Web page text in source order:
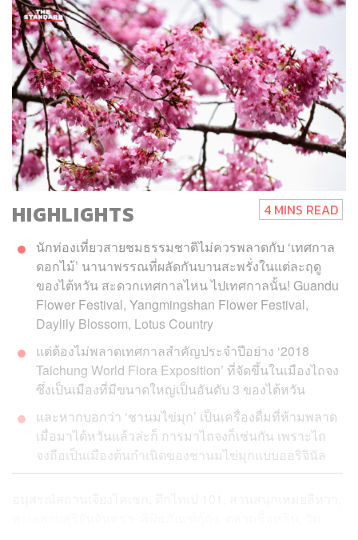
HIGHLIGHTS 4 MINS READ
นักท่องเที่ยวสายชมธรรมชาติไม่ควรพลาดกับ ‘เทศกาล
ดอกไม้’ นานาพรรณที่ผลัดกันบานสะพรั่งในแต่ละฤดู
ของไต้หวัน สะดวกเทศกาลไหน ไปเทศกาลนั้น! Guandu
Flower Festival, Yangmingshan Flower Festival,
Daylily Blossom, Lotus Country
แต่ต้องไม่พลาดเทศกาลสำคัญประจำปีอย่าง ‘2018
Taichung World Flora Exposition’ ที่จัดขึ้นในเมืองไถจง
ซึ่งเป็นเมืองที่มีขนาดใหญ่เป็นอันดับ 3 ของไต้หวัน
และหากบอกว่า ‘ชานมไข่มุก’ เป็นเครื่องดื่มที่ห้ามพลาด
เมื่อมาไต้หวันแล้วล่ะก็ การมาไถจงก็เช่นกัน เพราะไถ
จงถือเป็นเมืองต้นกำเนิดของชานมไข่มุกแบบออริจินัล